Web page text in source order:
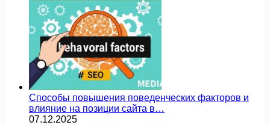
Способы повышения поведенческих факторов и
влияние на позиции сайта в…
07.12.2025